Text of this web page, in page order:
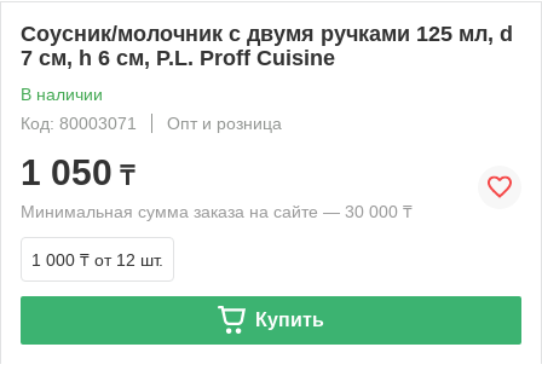
Соусник/молочник с двумя ручками 125 мл, d
7 см, h 6 см, P.L. Proff Cuisine
В наличии
Код: 80003071
Опт и розница
1 050 ₸
Минимальная сумма заказа на сайте — 30 000 ₸
1 000 ₸ от 12 шт.
Купить